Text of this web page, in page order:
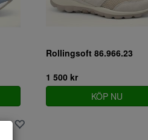
Rollingsoft 86.966.23
1 500 kr
KÖP NU